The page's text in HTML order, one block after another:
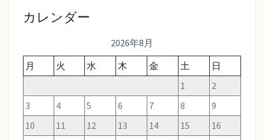
カレンダー
2026年8月
月
火 水 木 金 土
日
1
2
3
4 5 6 7 8
9
10
11 12 13 14 15
16